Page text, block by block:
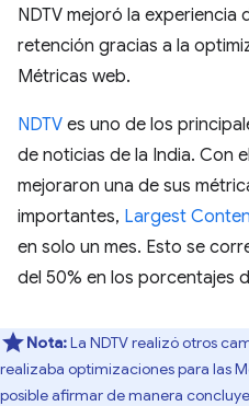
NDTV mejoró la experiencia
retención gracias a la
Métricas web.
NDTV es uno de los
de noticias de la India. Con
mejoraron una de sus
importantes, Largest
en solo un mes. Esto se
del 50% en los porcentajes
Nota:La NDTV realizó otros
realizaba optimizaciones para las
posible afirmar de manera